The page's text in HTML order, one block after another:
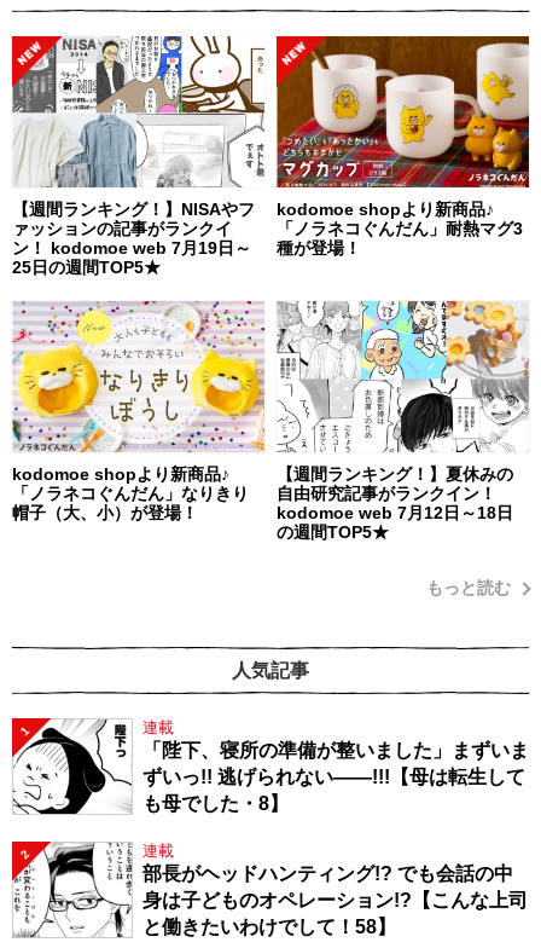
【週間ランキング！】NISAやフ
ァッションの記事がランクイ
ン！ kodomoe web 7月19日～
25日の週間TOP5★
kodomoe shopより新商品♪
「ノラネコぐんだん」耐熱マグ3
種が登場！
kodomoe shopより新商品♪
「ノラネコぐんだん」なりきり
帽子（大、小）が登場！
【週間ランキング！】夏休みの
自由研究記事がランクイン！
kodomoe web 7月12日～18日
の週間TOP5★
もっと読む
人気記事
1 連載
「陛下、寝所の準備が整いました」まずいま
ずいっ!! 逃げられない――!!!【母は転生して
も母でした・8】
2 連載
部長がヘッドハンティング!? でも会話の中
身は子どものオペレーション!?【こんな上司
と働きたいわけでして！58】